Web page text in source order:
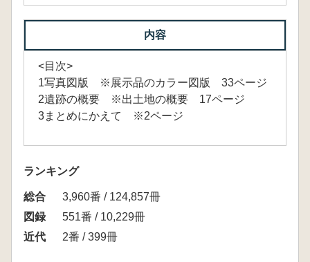
内容
<目次>
1写真図版 ※展示品のカラー図版 33ページ
2遺跡の概要 ※出土地の概要 17ページ
3まとめにかえて ※2ページ
ランキング
総合
3,960番 / 124,857冊
図録
551番 / 10,229冊
近代
2番 / 399冊